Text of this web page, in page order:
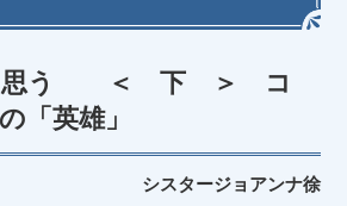
思う ＜ 下 ＞ コ
「英雄」
シスタージョアンナ徐